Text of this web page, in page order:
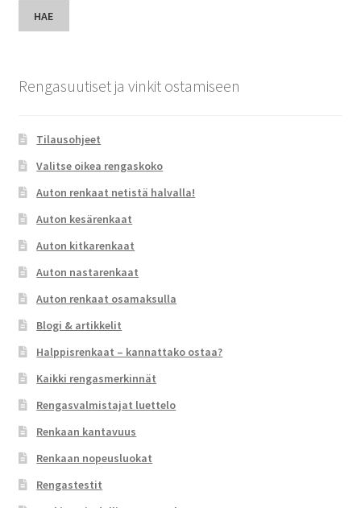
HAE
Rengasuutiset ja vinkit ostamiseen
Tilausohjeet
Valitse oikea rengaskoko
Auton renkaat netistä halvalla!
Auton kesärenkaat
Auton kitkarenkaat
Auton nastarenkaat
Auton renkaat osamaksulla
Blogi & artikkelit
Halppisrenkaat – kannattako ostaa?
Kaikki rengasmerkinnät
Rengasvalmistajat luettelo
Renkaan kantavuus
Renkaan nopeusluokat
Rengastestit